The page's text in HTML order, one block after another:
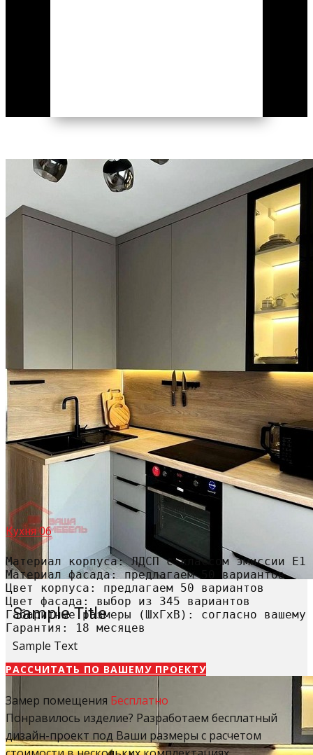
Sample Title
Sample Text
Кухня 06
Материал корпуса: ЛДСП с классом эмиссии Е1
Материал фасада: предлагаем 50 вариантов
Цвет корпуса: предлагаем 50 вариантов
Цвет фасада: выбор из 345 вариантов
Габаритные размеры (ШхГхВ): согласно вашему
Гарантия: 18 месяцев
РАССЧИТАТЬ​ ПО ВАШЕМУ ПРОЕКТУ
Замер помещения Бесплатно
Понравилось изделие? Разработаем бесплатный
дизайн-проект под Ваши размеры с расчетом